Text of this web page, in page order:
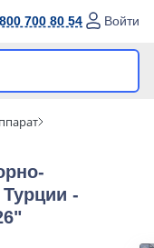
700 80 54 Войти
-